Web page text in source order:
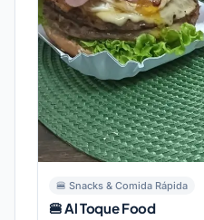
🍔 Snacks & Comida Rápida
🍔 Al Toque Food